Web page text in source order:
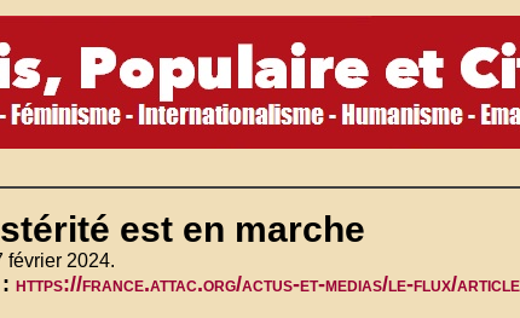
est en marche
février 2024.
:https://france.attac.org/actus-et-medias/le-flux/